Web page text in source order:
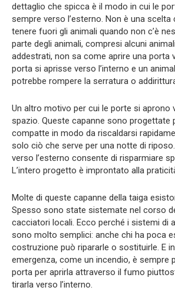
dettaglio che spicca è il modo in cui le
sempre verso l’esterno. Non è una scelta
tenere fuori gli animali quando non c’è
parte degli animali, compresi alcuni
addestrati, non sa come aprire una porta
porta si aprisse verso l’interno e un
potrebbe rompere la serratura o
Un altro motivo per cui le porte si aprono
spazio. Queste capanne sono progettate
compatte in modo da riscaldarsi
solo ciò che serve per una notte di
verso l’esterno consente di risparmiare
L’intero progetto è improntato alla
Molte di queste capanne della taiga
Spesso sono state sistemate nel corso
cacciatori locali. Ecco perché i sistemi di
sono molto semplici: anche chi ha poca
costruzione può ripararle o sostituirle. E
emergenza, come un incendio, è sempre
porta per aprirla attraverso il fumo
tirarla verso l’interno.